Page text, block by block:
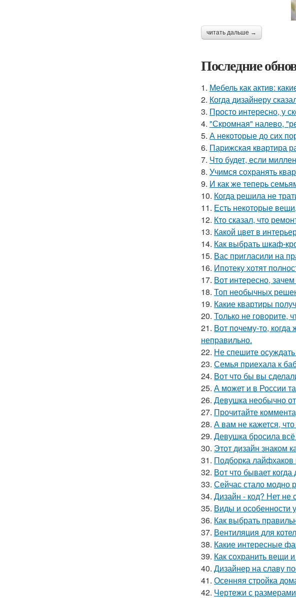
читать дальше →
Последние
1. Мебель как актив:
2. Когда дизайнеру
3. Просто интересно, у
4. "Скромная" налево,
5. А некоторые до сих
6. Парижская квартира
7. Что будет, если
8. Учимся сохранять
9. И как же теперь
10. Когда решила не
11. Есть некоторые
12. Кто сказал, что
13. Какой цвет в
14. Как выбрать шкаф-
15. Вас пригласили на
16. Ипотеку хотят
17. Вот интересно,
18. Топ необычных
19. Какие квартиры
20. Только не говорите,
21. Вот почему-то,
неправильно.
22. Не спешите
23. Семья приехала к
24. Вот что бы вы
25. А может и в России
26. Девушка необычно
27. Прочитайте
28. А вам не кажется,
29. Девушка бросила
30. Этот дизайн знаком
31. Подборка лайфхаков
32. Вот что бывает
33. Сейчас стало модно
34. Дизайн - код? Нет не
35. Виды и особенности
36. Как выбрать
37. Вентиляция для
38. Какие интересные
39. Как сохранить вещи
40. Дизайнер на славу
41. Осенняя стройка
42. Чертежи с